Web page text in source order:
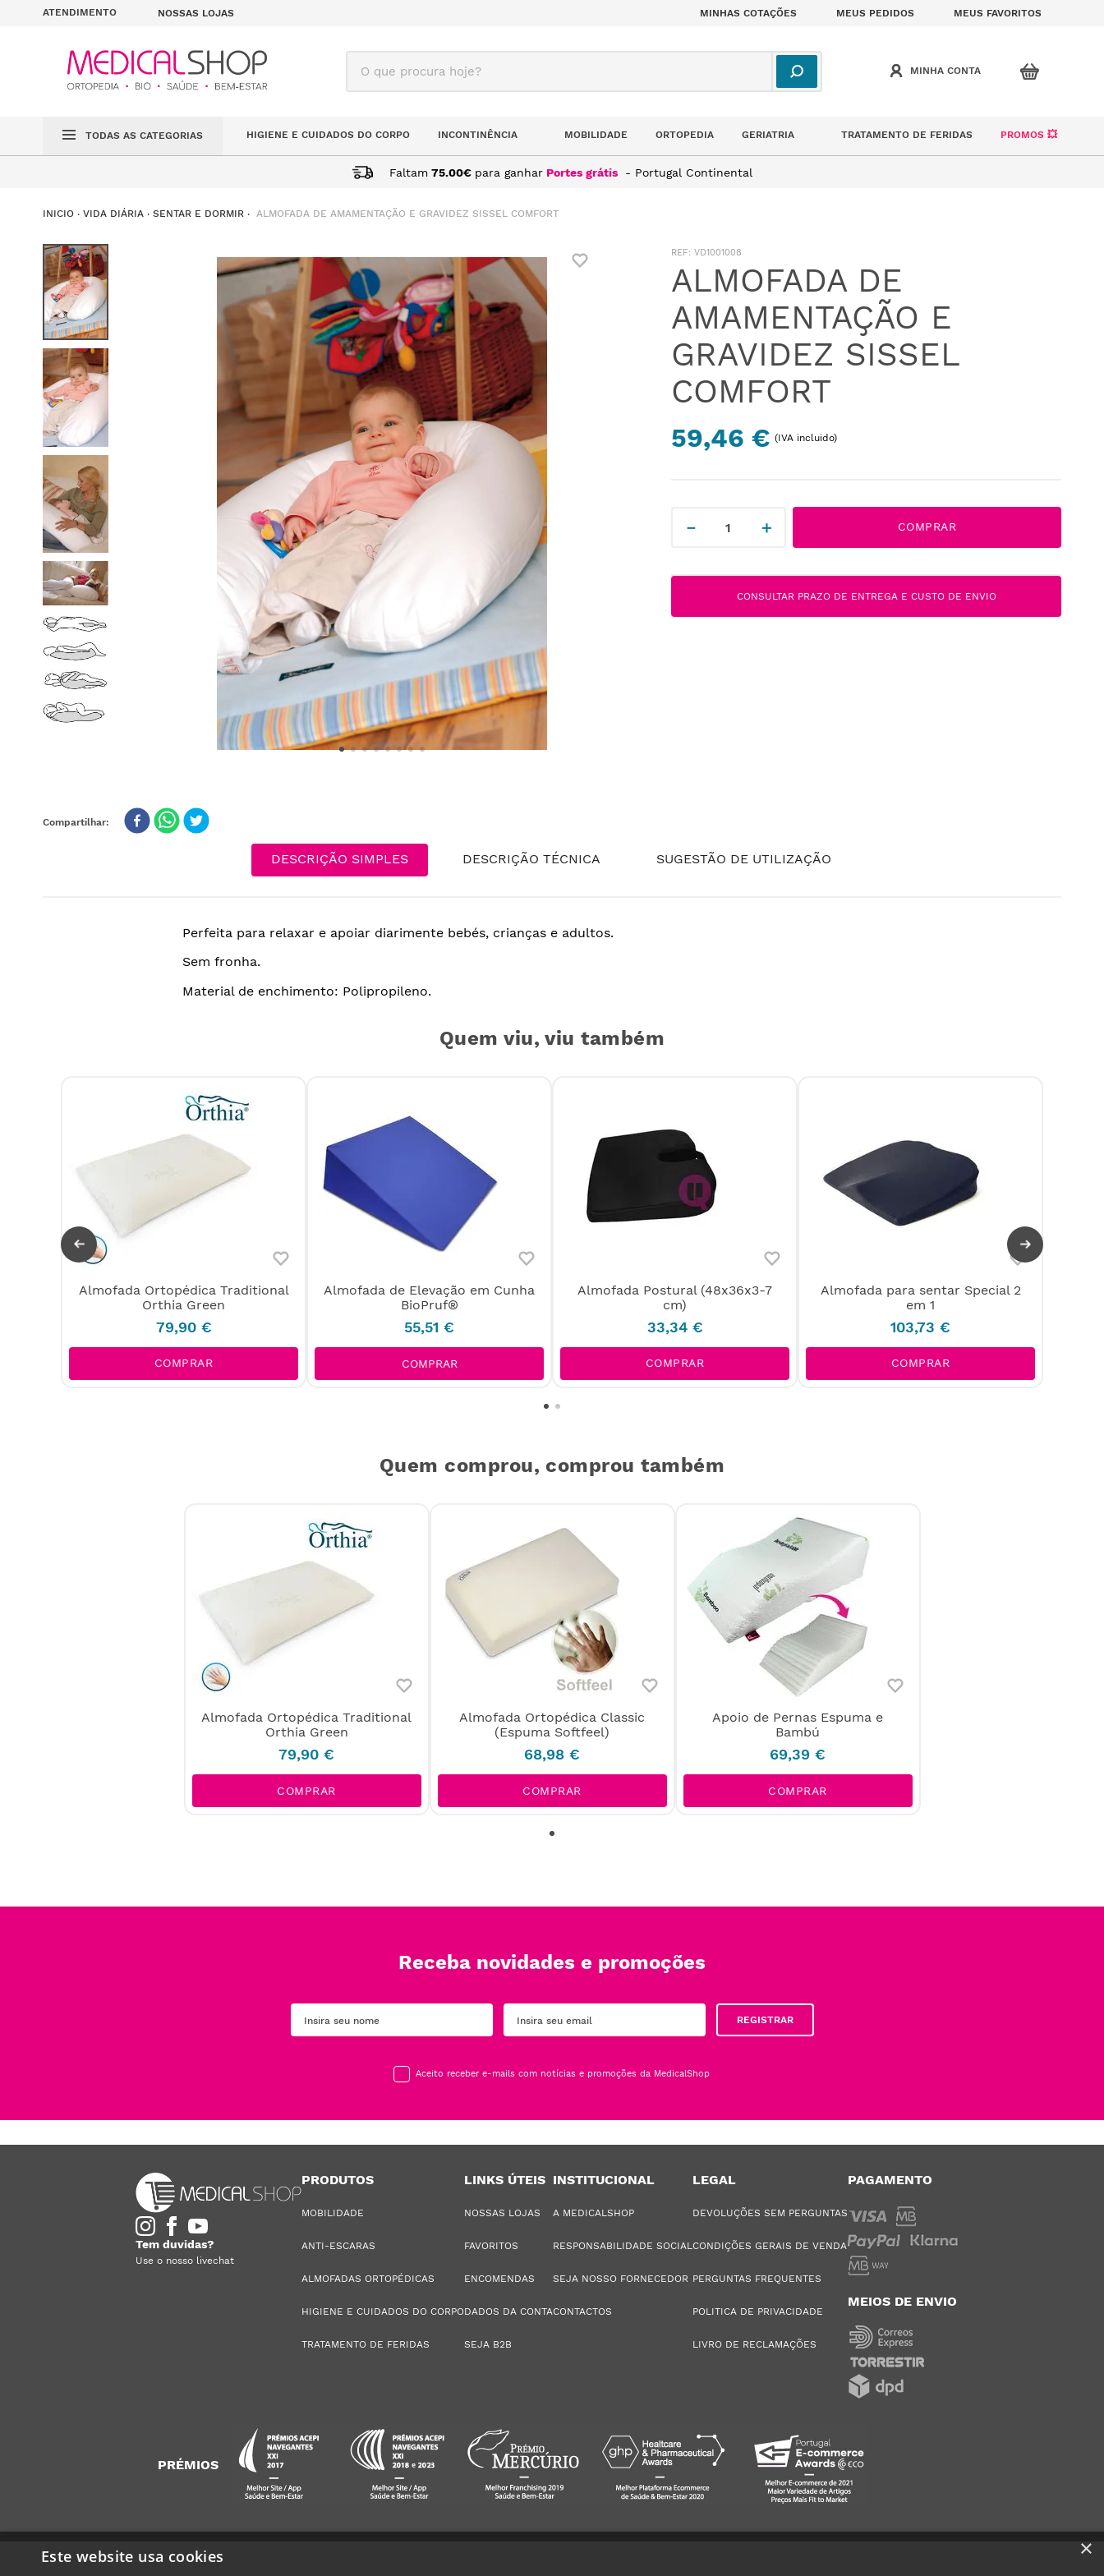
ATENDIMENTO NOSSAS LOJAS MINHAS COTAÇÕES MEUS PEDIDOS MEUS FAVORITOS
O que procura hoje?
TODAS AS CATEGORIAS HIGIENE E CUIDADOS DO CORPO INCONTINÊNCIA MOBILIDADE ORTOPEDIA GERIATRIA TRATAMENTO DE FERIDAS PROMOS 💥
Faltam 75.00€ para ganhar Portes grátis - Portugal Continental
VIDA DIÁRIA SENTAR E DORMIR ALMOFADA DE AMAMENTAÇÃO E GRAVIDEZ SISSEL COMFORT
: VD1001008
ALMOFADA DE
AMAMENTAÇÃO E
GRAVIDEZ SISSEL
COMFORT
59,46 € (IVA incluido)
＋
－ COMPRAR
CONSULTAR PRAZO DE ENTREGA E CUSTO DE ENVIO
DESCRIÇÃO SIMPLES DESCRIÇÃO TÉCNICA SUGESTÃO DE UTILIZAÇÃO
Perfeita para relaxar e apoiar diarimente bebés, crianças e adultos.
Sem fronha.
Material de enchimento: Polipropileno.
Quem viu, viu também
Almofada Ortopédica Traditional
Orthia Green
79,90 €
COMPRAR
Almofada de Elevação em Cunha
BioPruf®
55,51 €
COMPRAR
Almofada Postural (48x36x3-7
cm)
33,34 €
COMPRAR
Almofada para sentar Special 2
em 1
103,73 €
COMPRAR
Quem comprou, comprou também
Almofada Ortopédica Traditional
Orthia Green
79,90 €
COMPRAR
Almofada Ortopédica Classic
(Espuma Softfeel)
68,98 €
COMPRAR
Apoio de Pernas Espuma e
Bambú
69,39 €
COMPRAR
Receba novidades e promoções
REGISTRAR
Aceito receber e-mails com notícias e promoções da MedicalShop
Tem duvidas?
Use o nosso livechat
PRODUTOS
MOBILIDADE
ANTI-ESCARAS
ALMOFADAS ORTOPÉDICAS
HIGIENE E CUIDADOS DO CORPO
TRATAMENTO DE FERIDAS
LINKS ÚTEIS
NOSSAS LOJAS
FAVORITOS
ENCOMENDAS
DADOS DA CONTA
SEJA B2B
INSTITUCIONAL
A MEDICALSHOP
RESPONSABILIDADE SOCIAL
SEJA NOSSO FORNECEDOR
CONTACTOS
LEGAL
DEVOLUÇÕES SEM PERGUNTAS
CONDIÇÕES GERAIS DE VENDA
PERGUNTAS FREQUENTES
POLITICA DE PRIVACIDADE
LIVRO DE RECLAMAÇÕES
PAGAMENTO
MEIOS DE ENVIO
PRÉMIOS
×
Este website usa cookies